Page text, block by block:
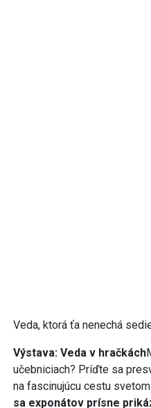
Veda, ktorá ťa nenechá
Výstava: Veda v hračkách
učebniciach? Príďte sa
na fascinujúcu cestu
sa exponátov prísne